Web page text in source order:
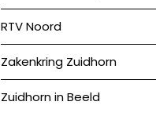
RTV Noord
Zakenkring Zuidhorn
Zuidhorn in Beeld